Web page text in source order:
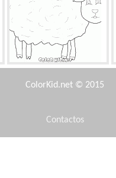
Sheep Meadow
ColorKid.net © 2015
Contactos